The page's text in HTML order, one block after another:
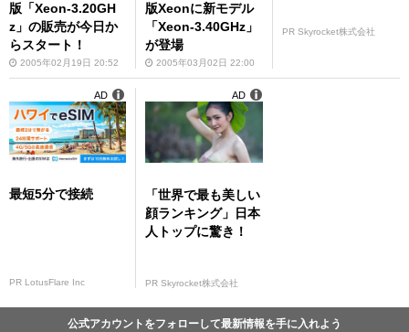
版「Xeon-3.20GH
z」の販売が今日か
らスタート！
2005年02月19日 20:52
版Xeonに新モデル
「Xeon-3.40GHz」
が登場
2005年03月02日 22:00
PR Skyrocket株式会社
最短5分で接続
PR LotusFlare Inc
AD
「世界で最も美しい
顔ランキング」日本
人トップに驚き！
PR Skyrocket株式会社
AD
公式アカウントをフォローして最新情報を手に入れよう